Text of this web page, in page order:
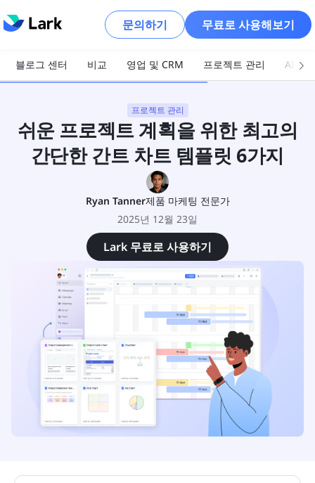
문의하기 무료로 사용해보기
블로그 센터 비교 영업 및 CRM 프로젝트 관리 AI 및
프로젝트 관리
쉬운 프로젝트 계획을 위한 최고의
간단한 간트 차트 템플릿 6가지
Ryan Tanner제품 마케팅 전문가
2025년 12월 23일
Lark 무료로 사용하기